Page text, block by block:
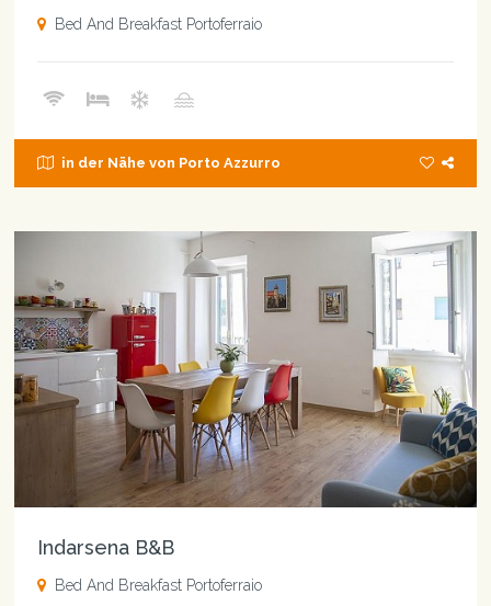
Bed And Breakfast Portoferraio
in der Nähe von Porto Azzurro
Indarsena B&B
Bed And Breakfast Portoferraio